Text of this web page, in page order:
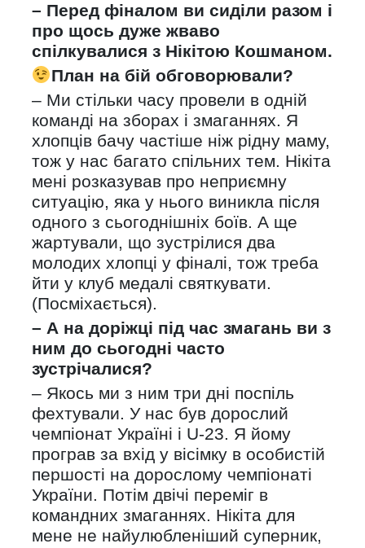
– Перед фіналом ви сиділи разом і
про щось дуже жваво
спілкувалися з Нікітою Кошманом.
План на бій обговорювали?
– Ми стільки часу провели в одній
команді на зборах і змаганнях. Я
хлопців бачу частіше ніж рідну маму,
тож у нас багато спільних тем. Нікіта
мені розказував про неприємну
ситуацію, яка у нього виникла після
одного з сьогоднішніх боїв. А ще
жартували, що зустрілися два
молодих хлопці у фіналі, тож треба
йти у клуб медалі святкувати.
(Посміхається).
– А на доріжці під час змагань ви з
ним до сьогодні часто
зустрічалися?
– Якось ми з ним три дні поспіль
фехтували. У нас був дорослий
чемпіонат Україні і U-23. Я йому
програв за вхід у вісімку в особистій
першості на дорослому чемпіонаті
України. Потім двічі переміг в
командних змаганнях. Нікіта для
мене не найулюбленіший суперник,